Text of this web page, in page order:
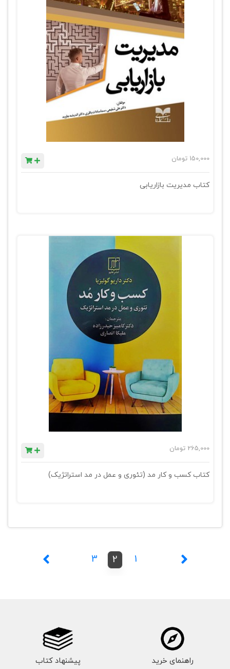
150,000 تومان
کتاب مدیریت بازاریابی
265,000 تومان
کتاب کسب و کار مد (تئوری و عمل در مد استراتژیک)
1
2
3
راهنمای خرید پیشنهاد کتاب